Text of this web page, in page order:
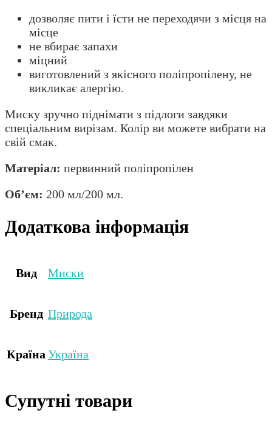
дозволяє пити і їсти не переходячи з місця на
місце
не вбирає запахи
міцний
виготовлений з якісного поліпропілену, не
викликає алергію.
Миску зручно піднімати з підлоги завдяки
спеціальним вирізам. Колір ви можете вибрати на
свій смак.
Матеріал: первинний поліпропілен
Об’єм: 200 мл/200 мл.
Додаткова інформація
Вид Миски
Бренд Природа
Країна Україна
Супутні товари